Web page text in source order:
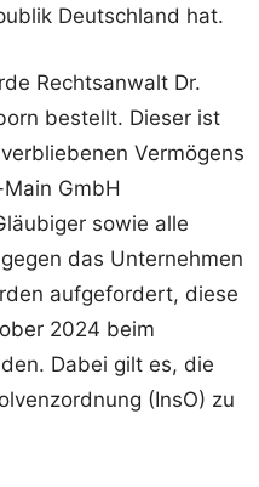
Deutschland hat.
Rechtsanwalt Dr.
bestellt. Dieser ist
Vermögens
GmbH
sowie alle
das Unternehmen
aufgefordert, diese
2024 beim
Dabei gilt es, die
(InsO) zu